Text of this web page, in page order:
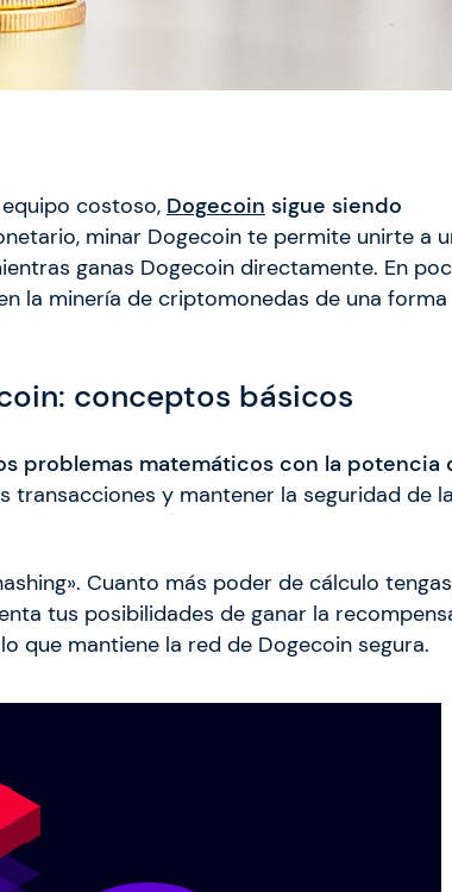
costoso, Dogecoin sigue siendo
minar Dogecoin te permite unirte a
ganas Dogecoin directamente. En
la minería de criptomonedas de una forma
conceptos básicos
problemas matemáticos con la potencia
transacciones y mantener la seguridad de la
Cuanto más poder de cálculo
tus posibilidades de ganar la
que mantiene la red de Dogecoin segura.